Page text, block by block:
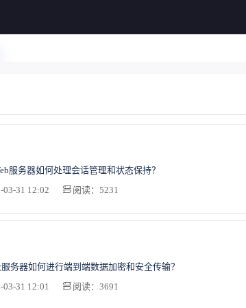
服务器如何处理会话管理和状态保持？
03-31 12:02
阅读：5231
务器如何进行端到端数据加密和安全传输？
03-31 12:01
阅读：3691